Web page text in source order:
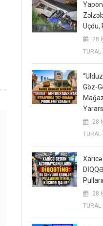
Uçdu,
28
TURAL
Göz-
28
TURAL
Xaricə
28
TURAL